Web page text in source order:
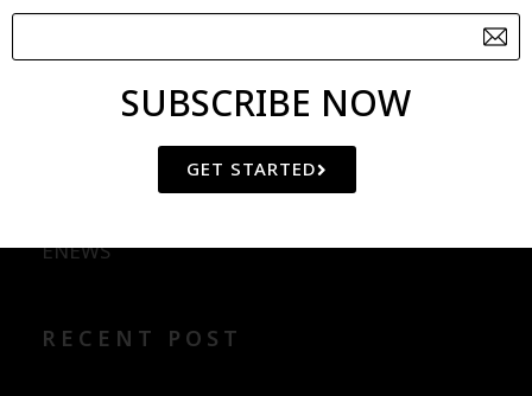
Lotus Leaf Extract
ENEWS
RECENT POST
SUBSCRIBE NOW
GET STARTED